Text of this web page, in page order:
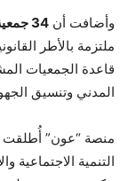
وأضافت أن 34 جمعية
ملتزمة بالأطر
قاعدة الجمعيات
المدني وتنسيق
التنمية الاجتماعية